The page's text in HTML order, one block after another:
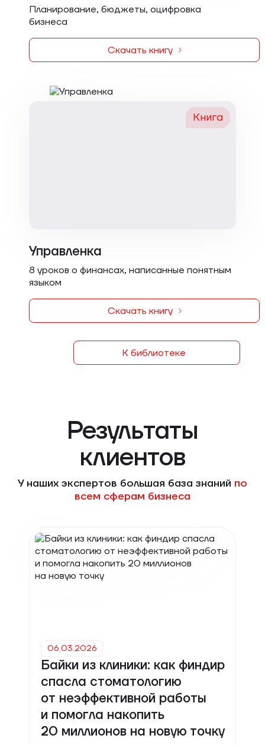
Планирование, бюджеты, оцифровка
бизнеса
Скачать книгу
Книга
Управленка
8 уроков о финансах, написанные понятным
языком
Скачать книгу
К библиотеке
Результаты
клиентов
У наших экспертов большая база знаний по
всем сферам бизнеса
06.03.2026
Байки из клиники: как финдир
спасла стоматологию
от неэффективной работы
и помогла накопить
20 миллионов на новую точку